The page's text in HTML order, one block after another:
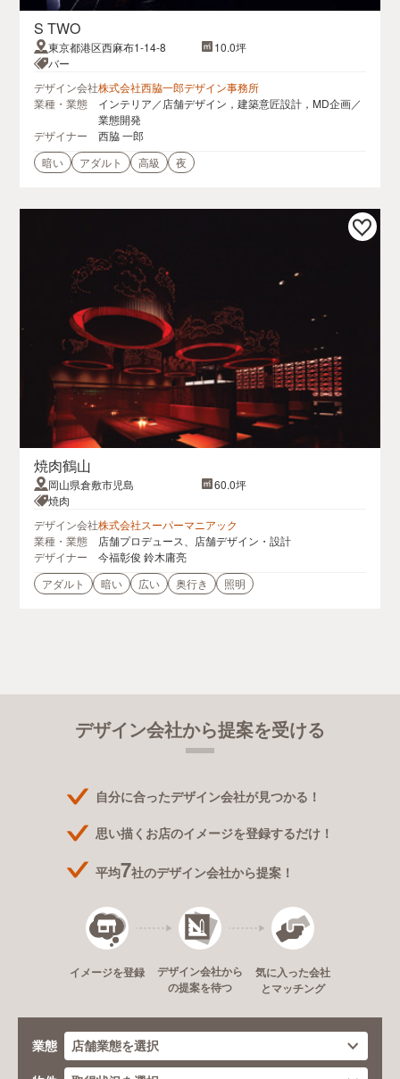
S TWO
東京都港区西麻布1-14-8
10.0坪
バー
デザイン会社株式会社西脇一郎デザイン事務所
業種・業態
インテリア／店舗デザイン，建築意匠設計，MD企画／
業態開発
デザイナー
西脇 一郎
暗い
アダルト 高級 夜
焼肉鶴山
岡山県倉敷市児島
60.0坪
焼肉
デザイン会社株式会社スーパーマニアック
業種・業態
店舗プロデュース、店舗デザイン・設計
デザイナー
今福彰俊 鈴木庸亮
アダルト
暗い 広い 奥行き 照明
デザイン会社から提案を受ける
自分に合ったデザイン会社が見つかる！
思い描くお店のイメージを登録するだけ！
平均7社のデザイン会社から提案！
イメージを登録
デザイン会社から
の提案を待つ
気に入った会社
とマッチング
業態